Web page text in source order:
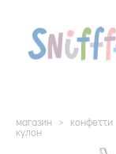
магазин > конфетти
кулон